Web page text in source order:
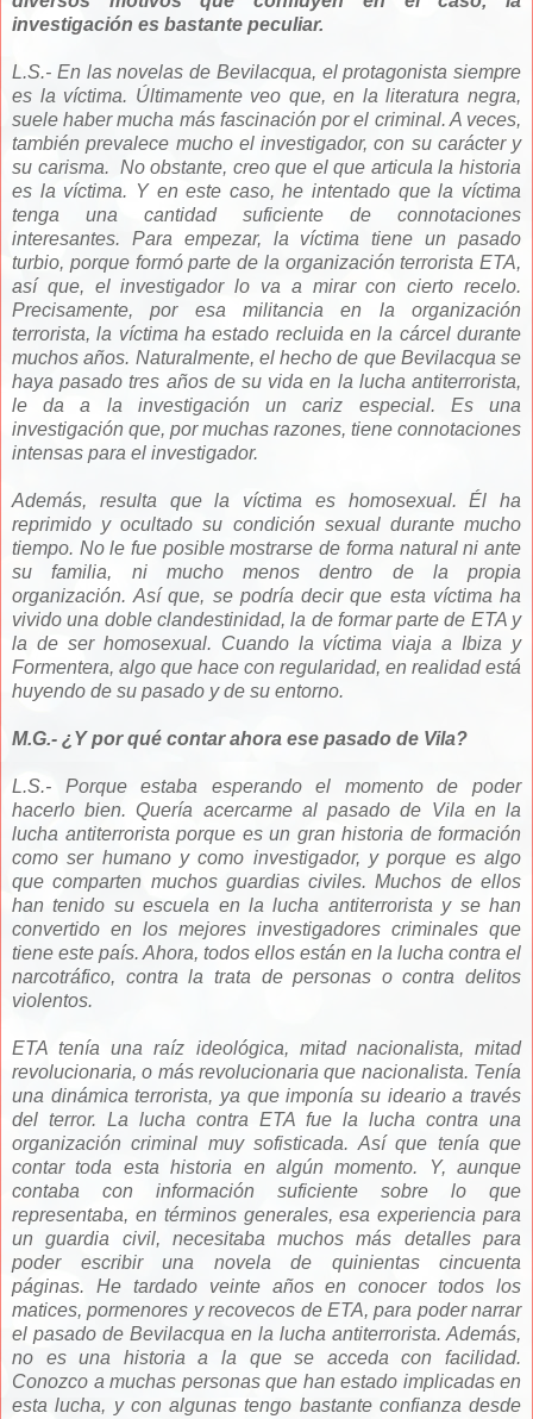
investigación es bastante peculiar.
L.S.- En las novelas de Bevilacqua, el protagonista siempre
es la víctima. Últimamente veo que, en la literatura negra,
suele haber mucha más fascinación por el criminal. A veces,
también prevalece mucho el investigador, con su carácter y
su carisma. No obstante, creo que el que articula la historia
es la víctima. Y en este caso, he intentado que la víctima
tenga una cantidad suficiente de connotaciones
interesantes. Para empezar, la víctima tiene un pasado
turbio, porque formó parte de la organización terrorista ETA,
así que, el investigador lo va a mirar con cierto recelo.
Precisamente, por esa militancia en la organización
terrorista, la víctima ha estado recluida en la cárcel durante
muchos años. Naturalmente, el hecho de que Bevilacqua se
haya pasado tres años de su vida en la lucha antiterrorista,
le da a la investigación un cariz especial. Es una
investigación que, por muchas razones, tiene connotaciones
intensas para el investigador.
Además, resulta que la víctima es homosexual. Él ha
reprimido y ocultado su condición sexual durante mucho
tiempo. No le fue posible mostrarse de forma natural ni ante
su familia, ni mucho menos dentro de la propia
organización.Así que, se podría decir que esta víctima ha
vivido una doble clandestinidad, la de formar parte de ETA y
la de ser homosexual. Cuando la víctima viaja a Ibiza y
Formentera, algo que hace con regularidad, en realidad está
huyendo de su pasado y de su entorno.
M.G.- ¿Y por qué contar ahora ese pasado de Vila?
L.S.- Porque estaba esperando el momento de poder
hacerlo bien. Quería acercarme al pasado de Vila en la
lucha antiterrorista porque es un gran historia de formación
como ser humano y como investigador, y porque es algo
que comparten muchos guardias civiles. Muchos de ellos
han tenido su escuela en la lucha antiterrorista y se han
convertido en los mejores investigadores criminales que
tiene este país. Ahora, todos ellos están en la lucha contra el
narcotráfico, contra la trata de personas o contra delitos
violentos.
ETA tenía una raíz ideológica, mitad nacionalista, mitad
revolucionaria, o más revolucionaria que nacionalista. Tenía
una dinámica terrorista, ya que imponía su ideario a través
del terror. La lucha contra ETA fue la lucha contra una
organización criminal muy sofisticada.Así que tenía que
contar toda esta historia en algún momento. Y, aunque
contaba con información suficiente sobre lo que
representaba, en términos generales, esa experiencia para
un guardia civil, necesitaba muchos más detalles para
poder escribir una novela de quinientas cincuenta
páginas. He tardado veinte años en conocer todos los
matices, pormenores y recovecos de ETA, para poder narrar
el pasado de Bevilacqua en la lucha antiterrorista. Además,
no es una historia a la que se acceda con facilidad.
Conozco a muchas personas que han estado implicadas en
esta lucha, y con algunas tengo bastante confianza desde